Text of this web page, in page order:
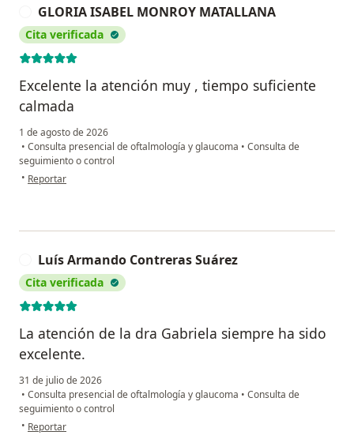
GLORIA ISABEL MONROY MATALLANA
Cita verificada
Excelente la atención muy , tiempo suficiente
calmada
1 de agosto de 2026
• Consulta presencial de oftalmología y glaucoma • Consulta de
seguimiento o control
• en opinión del usuario GLORIA ISABEL MONROY MATALLANA
Reportar
Luís Armando Contreras Suárez
Cita verificada
La atención de la dra Gabriela siempre ha sido
excelente.
31 de julio de 2026
• Consulta presencial de oftalmología y glaucoma • Consulta de
seguimiento o control
• en opinión del usuario Luís Armando Contreras Suárez
Reportar